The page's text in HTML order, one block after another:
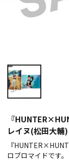
『
レイヌ(松田大輔)
『
ロブロマイドです。